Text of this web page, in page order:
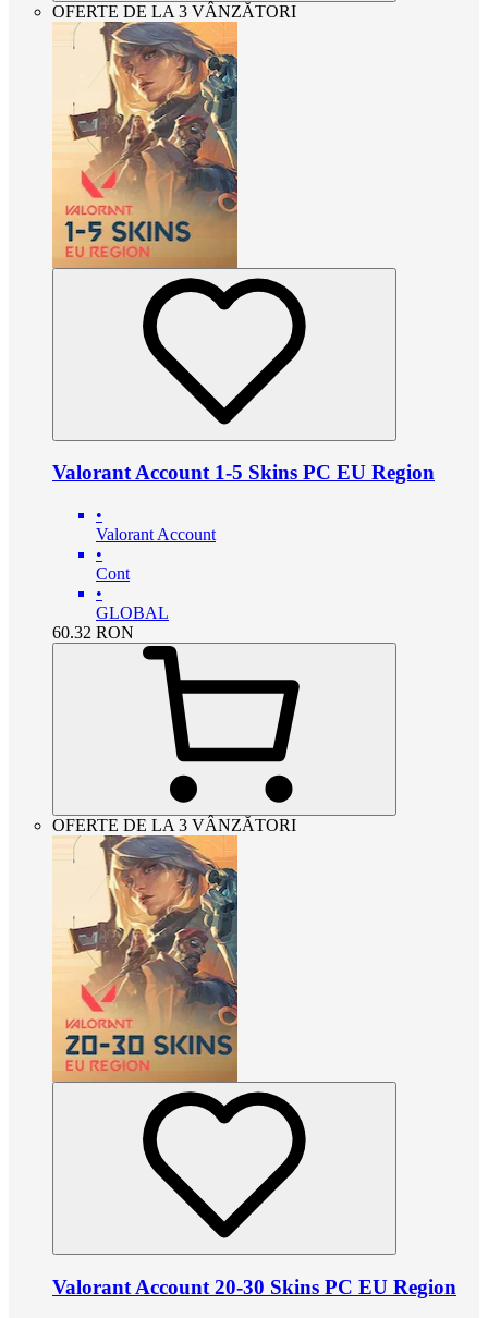
OFERTE DE LA 3 VÂNZĂTORI
Valorant Account 1-5 Skins PC EU Region
•
Valorant Account
•
Cont
•
GLOBAL
60.32 RON
OFERTE DE LA 3 VÂNZĂTORI
Valorant Account 20-30 Skins PC EU Region